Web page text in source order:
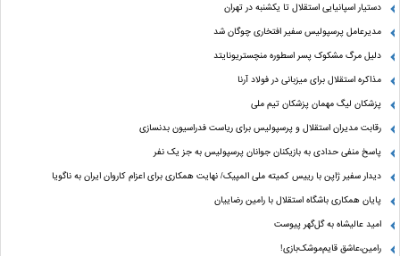
دستیار اسپانیایی استقلال تا یکشنبه در تهران
مدیرعامل پرسپولیس سفیر افتخاری چوگان شد
دلیل مرگ مشکوک پسر اسطوره منچستریونایتد
مذاکره استقلال برای میزبانی در فولاد آرنا
پزشکان لیگ مهمان پزشکان تیم ملی
رقابت مدیران استقلال و پرسپولیس برای ریاست فدراسیون بدنسازی
پاسخ منفی حدادی به بازیکنان جوانان پرسپولیس به جز یک نفر
دیدار سفیر ژاپن با رییس کمیته ملی المپیک/ نهایت همکاری برای اعزام کاروان ایران به ناگویا
پایان همکاری باشگاه استقلال با رامین رضاییان
امید عالیشاه به گل‌گهر پیوست
رامین،عاشق قایم‌موشک‌بازی!